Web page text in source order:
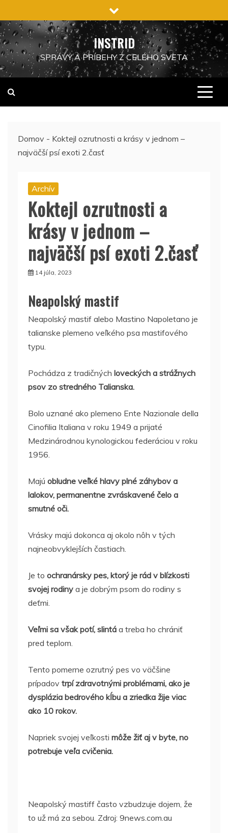
na
obsah
INSTRID
SPRÁVY A PRÍBEHY Z CELÉHO SVETA
Domov - Koktejl ozrutnosti a krásy v jednom –
najväčší psí exoti 2.časť
Archív
Koktejl ozrutnosti a
krásy v jednom –
najväčší psí exoti 2.časť
14 júla, 2023
Neapolský mastif
Neapolský mastif alebo Mastino Napoletano je
talianske plemeno veľkého psa mastifového
typu.
Pochádza z tradičných loveckých a strážnych
psov zo stredného Talianska.
Bolo uznané ako plemeno Ente Nazionale della
Cinofilia Italiana v roku 1949 a prijaté
Medzinárodnou kynologickou federáciou v roku
1956.
Majú obludne veľké hlavy plné záhybov a
lalokov, permanentne zvráskavené čelo a
smutné oči.
Vrásky majú dokonca aj okolo nôh v tých
najneobvyklejších častiach.
Je to ochranársky pes, ktorý je rád v blízkosti
svojej rodiny a je dobrým psom do rodiny s
deťmi.
Veľmi sa však potí, slintá a treba ho chrániť
pred teplom.
Tento pomerne ozrutný pes vo väčšine
prípadov trpí zdravotnými problémami, ako je
dysplázia bedrového kĺbu a zriedka žije viac
ako 10 rokov.
Napriek svojej veľkosti môže žiť aj v byte, no
potrebuje veľa cvičenia.
Neapolský mastiff často vzbudzuje dojem, že
to už má za sebou. Zdroj: 9news.com.au